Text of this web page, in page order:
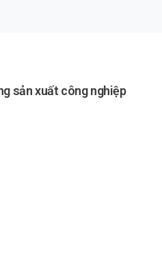
sản xuất công nghiệp